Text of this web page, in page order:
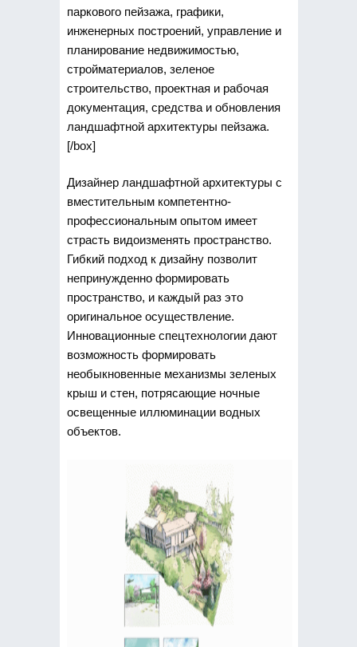
паркового пейзажа, графики,
инженерных построений, управление и
планирование недвижимостью,
стройматериалов, зеленое
строительство, проектная и рабочая
документация, средства и обновления
ландшафтной архитектуры пейзажа.
[/box]
Дизайнер ландшафтной архитектуры с
вместительным компетентно-
профессиональным опытом имеет
страсть видоизменять пространство.
Гибкий подход к дизайну позволит
непринужденно формировать
пространство, и каждый раз это
оригинальное осуществление.
Инновационные спецтехнологии дают
возможность формировать
необыкновенные механизмы зеленых
крыш и стен, потрясающие ночные
освещенные иллюминации водных
объектов.